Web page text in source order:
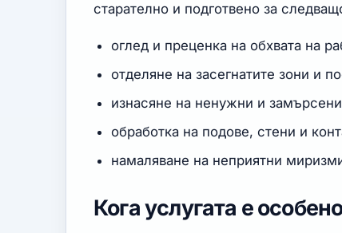
старателно и подготвено за
оглед и преценка на обхвата на
отделяне на засегнатите зони и
изнасяне на ненужни и
обработка на подове, стени и
намаляване на неприятни
Кога услугата е